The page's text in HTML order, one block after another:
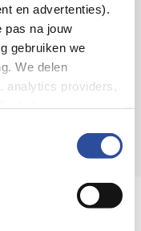
en advertenties).
pas na jouw
gebruiken we
We delen
analytics providers,
Je kunt je keuze op